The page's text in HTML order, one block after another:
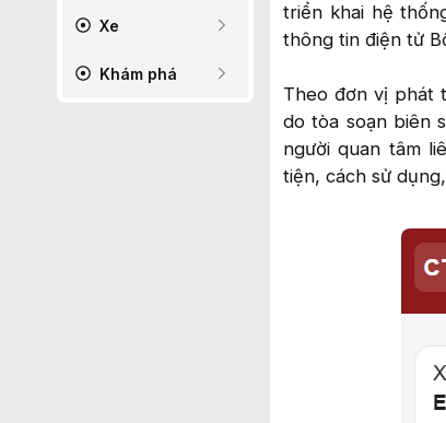
Xe
Khám phá
triển khai hệ
thông tin điện tử
Theo đơn vị phát
do tòa soạn biên
người quan tâm
tiện, cách sử